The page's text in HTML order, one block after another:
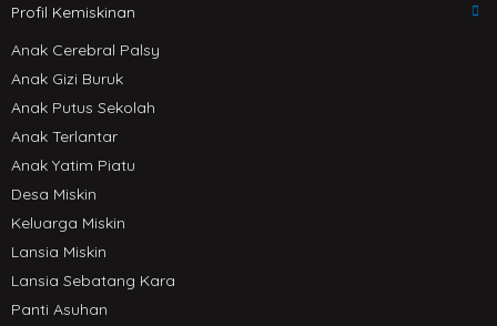
Profil Kemiskinan
Anak Cerebral Palsy
Anak Gizi Buruk
Anak Putus Sekolah
Anak Terlantar
Anak Yatim Piatu
Desa Miskin
Keluarga Miskin
Lansia Miskin
Lansia Sebatang Kara
Panti Asuhan